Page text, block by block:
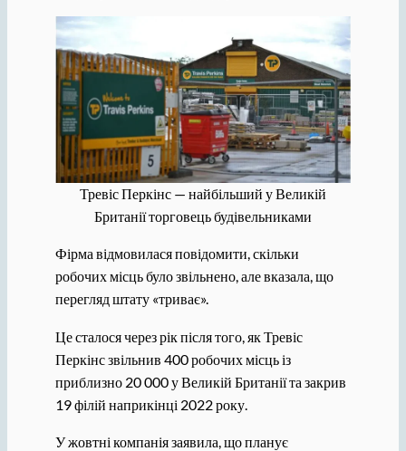
Тревіс Перкінс — найбільший у Великій
Британії торговець будівельниками
Фірма відмовилася повідомити, скільки
робочих місць було звільнено, але вказала, що
перегляд штату «триває».
Це сталося через рік після того, як Тревіс
Перкінс звільнив 400 робочих місць із
приблизно 20 000 у Великій Британії та закрив
19 філій наприкінці 2022 року.
У жовтні компанія заявила, що планує